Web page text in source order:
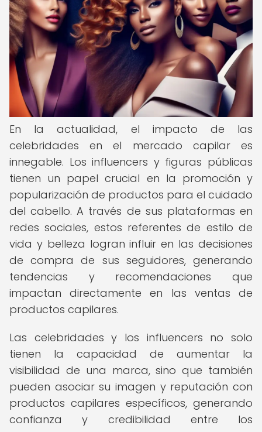
En la actualidad, el impacto de las
celebridades en el mercado capilar es
innegable. Los influencers y figuras públicas
tienen un papel crucial en la promoción y
popularización de productos para el cuidado
del cabello. A través de sus plataformas en
redes sociales, estos referentes de estilo de
vida y belleza logran influir en las decisiones
de compra de sus seguidores, generando
tendencias y recomendaciones que
impactan directamente en las ventas de
productos capilares.
Las celebridades y los influencers no solo
tienen la capacidad de aumentar la
visibilidad de una marca, sino que también
pueden asociar su imagen y reputación con
productos capilares específicos, generando
confianza y credibilidad entre los